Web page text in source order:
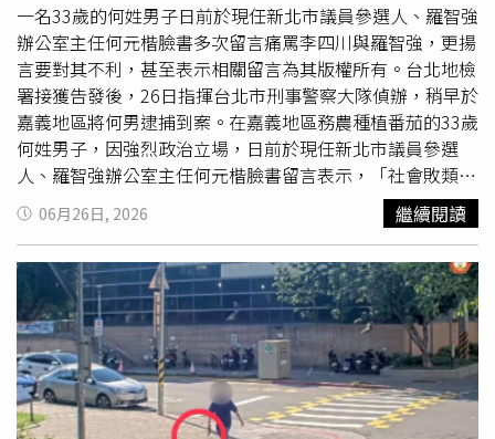
一名33歲的何姓男子日前於現任新北市議員參選人、羅智強
辦公室主任何元楷臉書多次留言痛罵李四川與羅智強，更揚
言要對其不利，甚至表示相關留言為其版權所有。台北地檢
署接獲告發後，26日指揮台北市刑事警察大隊偵辦，稍早於
嘉義地區將何男逮捕到案。在嘉義地區務農種植番茄的33歲
何姓男子，因強烈政治立場，日前於現任新北市議員參選
人、羅智強辦公室主任何元楷臉書留言表示，「社會敗類李
四川，呼籲大家殺李四川，死了死好，偉人何XX版權所
有」、「呼籲大家殺畜生國民黨和羅智強」等語。對此，台
北地檢署接獲告發後，認為何男留言之相關內容對特定人士
之生命、身體安全與社會秩序造成嚴重危害，指揮台北市刑
大偵辦，稍早持拘票與搜索票將人拘提到案。全案詢後依涉
嫌刑法煽惑他人犯罪及恐嚇公眾危害安全罪等罪嫌，移送台
北地檢署偵辦。北市刑事警察大隊重申，言論自由應以不侵
害他人權益及社會安全為前提，任何於網路上散布恐嚇、暴
力威脅或煽動犯罪之言論，警方均將依法嚴正查辦，絕不寬
06月26日, 2026 繼續閱讀